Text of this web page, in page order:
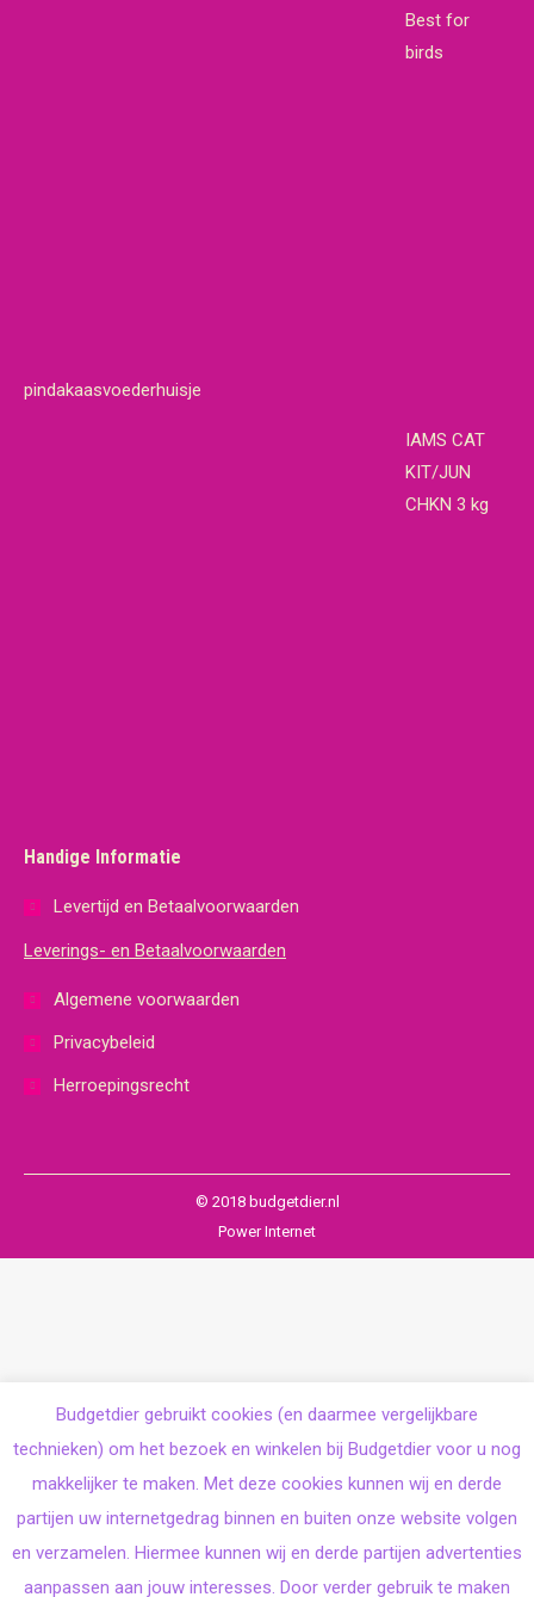
Best for
birds
pindakaasvoederhuisje
IAMS CAT
KIT/JUN
CHKN 3 kg
Handige Informatie
Levertijd en Betaalvoorwaarden
Leverings- en Betaalvoorwaarden
Algemene voorwaarden
Privacybeleid
Herroepingsrecht
© 2018 budgetdier.nl
Power Internet
Budgetdier gebruikt cookies (en daarmee vergelijkbare
technieken) om het bezoek en winkelen bij Budgetdier voor u nog
makkelijker te maken. Met deze cookies kunnen wij en derde
partijen uw internetgedrag binnen en buiten onze website volgen
en verzamelen. Hiermee kunnen wij en derde partijen advertenties
aanpassen aan jouw interesses. Door verder gebruik te maken